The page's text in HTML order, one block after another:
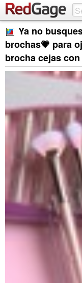
Ya no
brochas💗 para
brocha cejas